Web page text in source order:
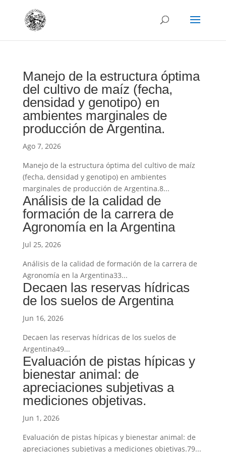
Manejo de la estructura óptima
del cultivo de maíz (fecha,
densidad y genotipo) en
ambientes marginales de
producción de Argentina.
Ago 7, 2026
Manejo de la estructura óptima del cultivo de maíz
(fecha, densidad y genotipo) en ambientes
marginales de producción de Argentina.8...
Análisis de la calidad de
formación de la carrera de
Agronomía en la Argentina
Jul 25, 2026
Análisis de la calidad de formación de la carrera de
Agronomía en la Argentina33...
Decaen las reservas hídricas
de los suelos de Argentina
Jun 16, 2026
Decaen las reservas hídricas de los suelos de
Argentina49...
Evaluación de pistas hípicas y
bienestar animal: de
apreciaciones subjetivas a
mediciones objetivas.
Jun 1, 2026
Evaluación de pistas hípicas y bienestar animal: de
apreciaciones subjetivas a mediciones objetivas.79...